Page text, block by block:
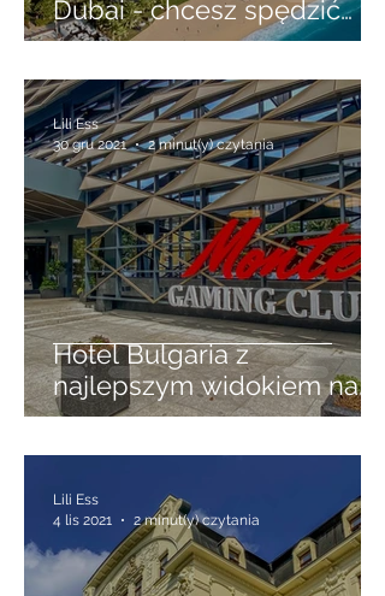
Atlantis Palm Jumeirah
Dubai - chcesz spędzić
dobę w luksusach -
wykorzystaj LAYOVER
Hotel Bulgaria z
najlepszym widokiem na
Burgas
Lili Ess
30 gru 2021
2 minut(y) czytania
4 lis 2021
2 minut(y) czytania